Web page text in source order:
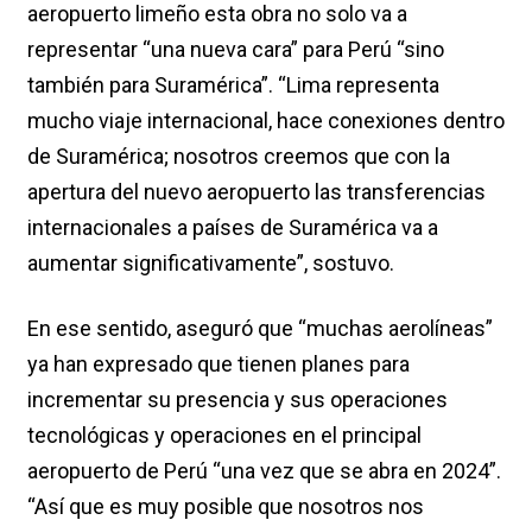
aeropuerto limeño esta obra no solo va a
representar “una nueva cara” para Perú “sino
también para Suramérica”. “Lima representa
mucho viaje internacional, hace conexiones dentro
de Suramérica; nosotros creemos que con la
apertura del nuevo aeropuerto las transferencias
internacionales a países de Suramérica va a
aumentar significativamente”, sostuvo.
En ese sentido, aseguró que “muchas aerolíneas”
ya han expresado que tienen planes para
incrementar su presencia y sus operaciones
tecnológicas y operaciones en el principal
aeropuerto de Perú “una vez que se abra en 2024”.
“Así que es muy posible que nosotros nos